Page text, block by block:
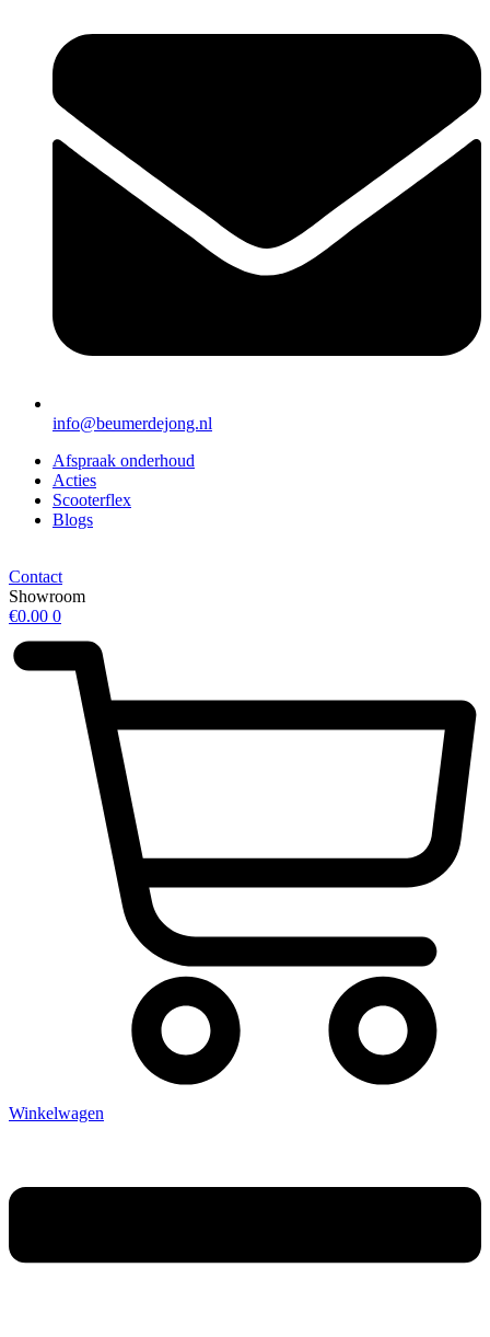
info@beumerdejong.nl
Afspraak onderhoud
Acties
Scooterflex
Blogs
Contact
Showroom
€0.00 0
Winkelwagen